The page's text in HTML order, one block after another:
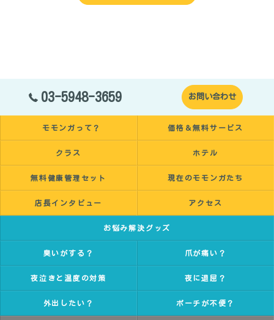
03-5948-3659 お問い合わせ
モモンガって？ 価格＆無料サービス
クラス ホテル
無料健康管理セット 現在のモモンガたち
店長インタビュー アクセス
お悩み解決グッズ
臭いがする？ 爪が痛い？
夜泣きと温度の対策 夜に退屈？
外出したい？ ポーチが不便？